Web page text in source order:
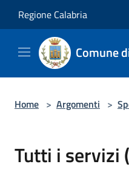
Regione Calabria
Comune
Home > Argomenti >
Tutti i servizi